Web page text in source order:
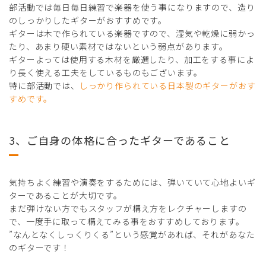
部活動では毎日毎日練習で楽器を使う事になりますので、造り
のしっかりしたギターがおすすめです。
ギターは木で作られている楽器ですので、湿気や乾燥に弱かっ
たり、あまり硬い素材ではないという弱点があります。
ギターよっては使用する木材を厳選したり、加工をする事によ
り長く使える工夫をしているものもございます。
特に部活動では、
しっかり作られている日本製のギターがおす
すめです。
3、ご自身の体格に合ったギターであること
気持ちよく練習や演奏をするためには、弾いていて心地よいギ
ターであることが大切です。
まだ弾けない方でもスタッフが構え方をレクチャーしますの
で、一度手に取って構えてみる事をおすすめしております。
”なんとなくしっくりくる”という感覚があれば、それがあなた
のギターです！